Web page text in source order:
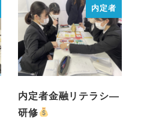
内定者
内定者金融リテラシ―
研修